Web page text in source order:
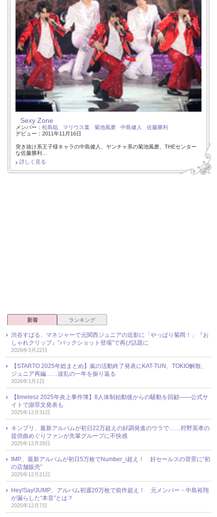
Sexy Zone
メンバー： 松島聡 マリウス葉 菊池風磨 中島健人
佐藤勝利
デビュー：2011年11月16日
突き抜け系王子様キャラの中島健人、ヤンチャ系の菊池風磨、THEセンター
な佐藤勝利…
詳しく見る
新着 ランキング
渋谷すばる、マネジャーで元関西ジュニアの近影に「やっぱり菊岡！」『お
しゃれクリップ』“バックショット登場”で再び話題に
2026年3月22日
【STARTO 2025年総まとめ】嵐の活動終了発表にKAT-TUN、TOKIO解散、
ジュニア再編……波乱の一年を振り返る
2026年1月1日
【timelesz 2025年炎上事件簿】8人体制始動後からの騒動を回顧――公式サ
イトで謝罪文発表も
2025年12月31日
キンプリ、最新アルバムが初日22万超えの好調発進のウラで……狩野英孝の
提供曲めぐりファンが先輩グループに不快感
2025年12月28日
IMP.、最新アルバムが初日5万枚でNumber_i超え！ 好セールスの背景に“初
の店舗販売”
2025年12月21日
Hey!Say!JUMP、アルバム初週20万枚で前作超え！ 元メンバー・中島裕翔
が漏らした“本音”とは？
2025年12月7日